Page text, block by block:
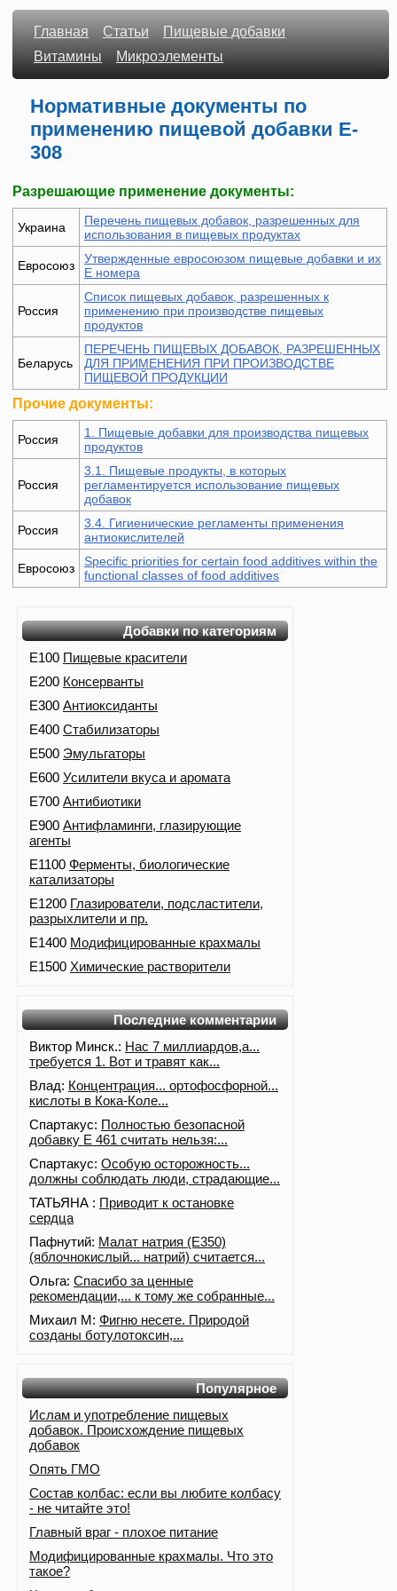
Главная Статьи
Пищевые добавки
Витамины
Микроэлементы
Нормативные документы по
применению пищевой добавки E-
308
Разрешающие применение документы:
Украина
Перечень пищевых добавок, разрешенных для
использования в пищевых продуктах
Евросоюз
Утвержденные евросоюзом пищевые добавки и их
Е номера
Россия
Список пищевых добавок, разрешенных к
применению при производстве пищевых
продуктов
Беларусь
ПЕРЕЧЕНЬ ПИЩЕВЫХ ДОБАВОК, РАЗРЕШЕННЫХ
ДЛЯ ПРИМЕНЕНИЯ ПРИ ПРОИЗВОДСТВЕ
ПИЩЕВОЙ ПРОДУКЦИИ
Прочие документы:
Россия
1. Пищевые добавки для производства пищевых
продуктов
Россия
3.1. Пищевые продукты, в которых
регламентируется использование пищевых
добавок
Россия
3.4. Гигиенические регламенты применения
антиокислителей
Евросоюз
Specific priorities for certain food additives within the
functional classes of food additives
Добавки по категориям
E100 Пищевые красители
E200 Консерванты
E300 Антиоксиданты
E400 Стабилизаторы
E500 Эмульгаторы
E600 Усилители вкуса и аромата
E700 Антибиотики
E900 Антифламинги, глазирующие
агенты
E1100 Ферменты, биологические
катализаторы
E1200 Глазирователи, подсластители,
разрыхлители и пр.
E1400 Модифицированные крахмалы
E1500 Химические растворители
Последние комментарии
Виктор Минск.: Нас 7 миллиардов,а...
требуется 1. Вот и травят как...
Влад: Концентрация... ортофосфорной...
кислоты в Кока-Коле...
Спартакус: Полностью безопасной
добавку Е 461 считать нельзя:...
Спартакус: Особую осторожность...
должны соблюдать люди, страдающие...
ТАТЬЯНА : Приводит к остановке
сердца
Пафнутий: Малат натрия (E350)
(яблочнокислый... натрий) считается...
Ольга: Спасибо за ценные
рекомендации,... к тому же собранные...
Михаил М: Фигню несете. Природой
созданы ботулотоксин,...
Популярное
Ислам и употребление пищевых
добавок. Происхождение пищевых
добавок
Опять ГМО
Состав колбас: если вы любите колбасу
- не читайте это!
Главный враг - плохое питание
Модифицированные крахмалы. Что это
такое?